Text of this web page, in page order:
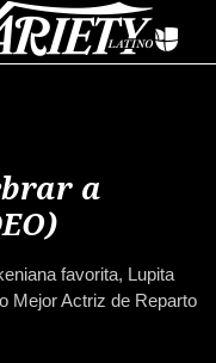
a
favorita, Lupita
Mejor Actriz de Reparto